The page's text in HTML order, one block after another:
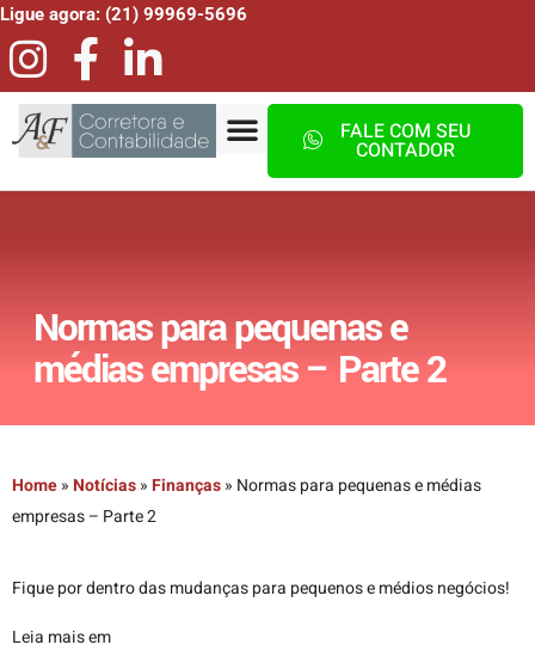
Ligue agora: (21) 99969-5696
FALE COM SEU
CONTADOR
Normas para pequenas e
médias empresas – Parte 2
Home»Notícias»Finanças» Normas para pequenas e médias
empresas – Parte 2
Fique por dentro das mudanças para pequenos e médios negócios!
Leia mais em